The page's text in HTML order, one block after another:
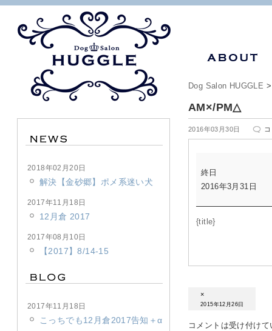
Dog Salon HUGGLE
AM×/PM△
2016年03月30日
は
終日
2016年3月31日
{title}
×
2015年12月26日
コメントは受け付け
2018年02月20日
解決【金砂郷】ポメ系迷い犬
2017年11月18日
12月倉 2017
2017年08月10日
【2017】8/14-15
2017年11月18日
こっちでも12月倉2017告知＋α